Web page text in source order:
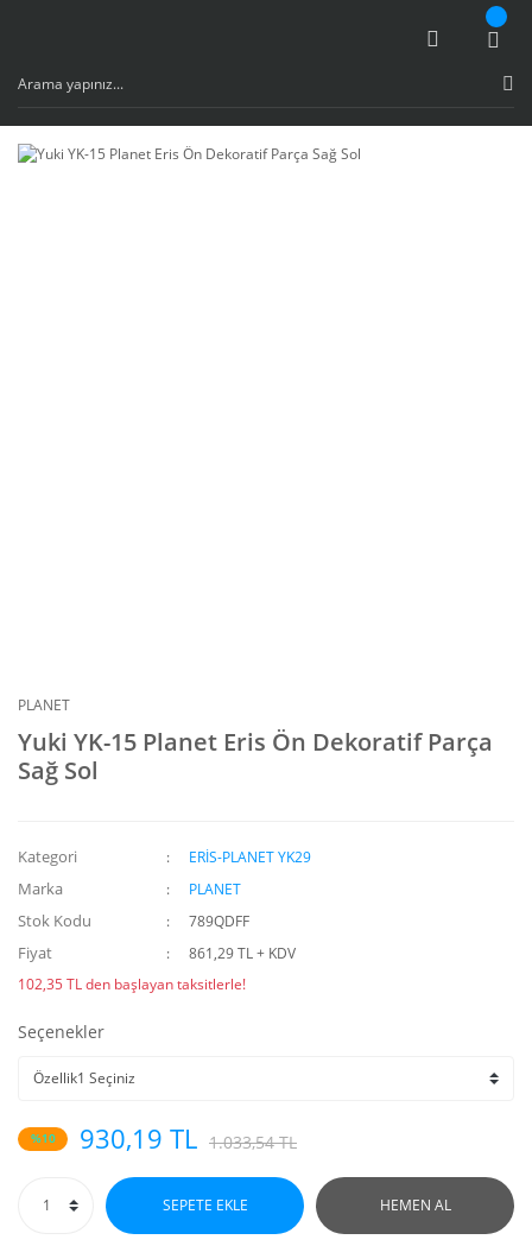
PLANET
Yuki YK-15 Planet Eris Ön Dekoratif Parça
Sağ Sol
Kategori ERİS-PLANET YK29
Marka PLANET
Stok Kodu 789QDFF
Fiyat
861,29 TL + KDV
102,35 TL den başlayan taksitlerle!
Seçenekler
%10 930,19 TL 1.033,54 TL
SEPETE EKLE HEMEN AL